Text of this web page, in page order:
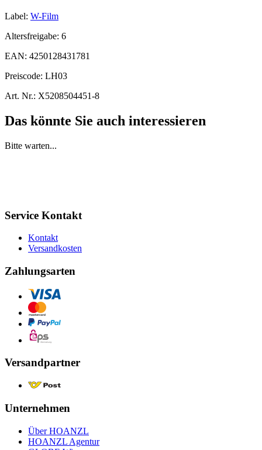
Label: W-Film
Altersfreigabe: 6
EAN: 4250128431781
Preiscode: LH03
Art. Nr.: X5208504451-8
Das könnte Sie auch interessieren
Bitte warten...
Service Kontakt
Kontakt
Versandkosten
Zahlungsarten
Versandpartner
Unternehmen
Über HOANZL
HOANZL Agentur